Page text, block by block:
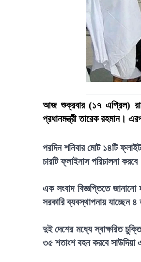
আজ শুক্রবার (১৭ এপ্রিল) রাত
প্রধানমন্ত্রী তারেক রহমান।
পরদিন শনিবার মোট ১৪টি
চারটি ফ্লাইনাস পরিচালনা
এক সংবাদ বিজ্ঞপ্তিতে
সরকারি ব্যবস্থাপনায় যাচ্ছেন
দুই দেশের মধ্যে স্বাক্ষরিত
৩৫ শতাংশ বহন করবে সাউদিয়া